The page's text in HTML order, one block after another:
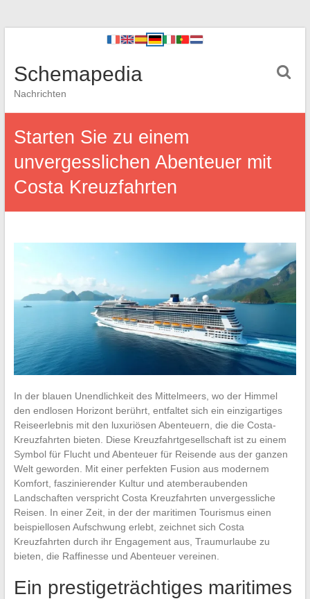
Schemapedia
Nachrichten
Starten Sie zu einem
unvergesslichen Abenteuer mit
Costa Kreuzfahrten
In der blauen Unendlichkeit des Mittelmeers, wo der Himmel
den endlosen Horizont berührt, entfaltet sich ein einzigartiges
Reiseerlebnis mit den luxuriösen Abenteuern, die die Costa-
Kreuzfahrten bieten. Diese Kreuzfahrtgesellschaft ist zu einem
Symbol für Flucht und Abenteuer für Reisende aus der ganzen
Welt geworden. Mit einer perfekten Fusion aus modernem
Komfort, faszinierender Kultur und atemberaubenden
Landschaften verspricht Costa Kreuzfahrten unvergessliche
Reisen. In einer Zeit, in der der maritimen Tourismus einen
beispiellosen Aufschwung erlebt, zeichnet sich Costa
Kreuzfahrten durch ihr Engagement aus, Traumurlaube zu
bieten, die Raffinesse und Abenteuer vereinen.
Ein prestigeträchtiges maritimes